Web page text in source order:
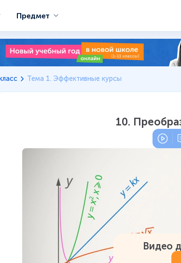
Предмет
Тема 1. Эффективные курсы
10.
Видео